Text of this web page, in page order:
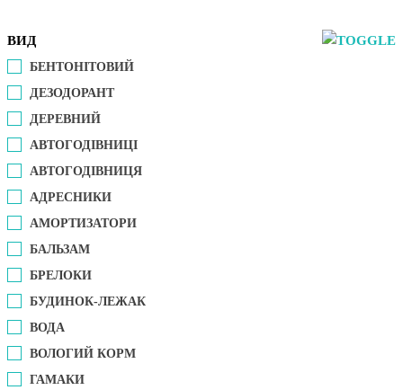
ВИД
БЕНТОНІТОВИЙ
ДЕЗОДОРАНТ
ДЕРЕВНИЙ
АВТОГОДІВНИЦІ
АВТОГОДІВНИЦЯ
АДРЕСНИКИ
АМОРТИЗАТОРИ
БАЛЬЗАМ
БРЕЛОКИ
БУДИНОК-ЛЕЖАК
ВОДА
ВОЛОГИЙ КОРМ
ГАМАКИ